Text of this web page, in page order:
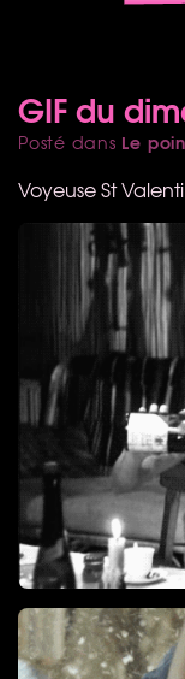
GIF du
Posté dans Le
Voyeuse St